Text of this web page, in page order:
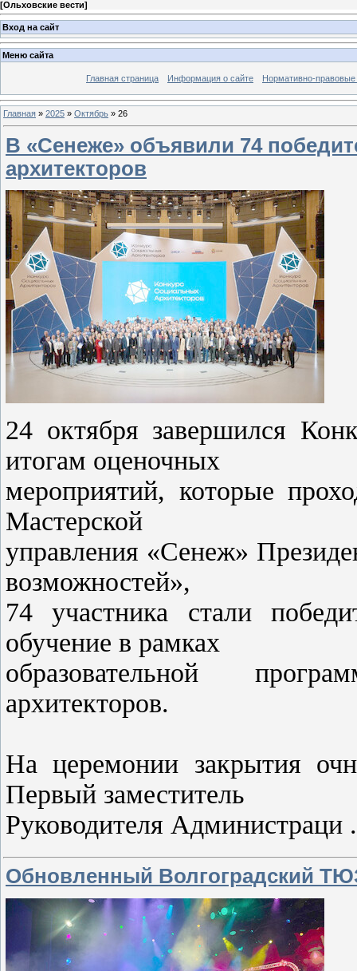
[Ольховские вести]
Вход на сайт
Меню сайта
Главная страница Информация о сайте Нормативно-правовые
Главная » 2025 » Октябрь » 26
В «Сенеже» объявили 74
архитекторов
24 октября завершился
итогам оценочных
мероприятий, которые
Мастерской
управления «Сенеж»
возможностей»,
74 участника стали
обучение в рамках
образовательной
архитекторов.
На церемонии закрытия
Первый заместитель
Руководителя Администраци
Обновленный Волгоградский